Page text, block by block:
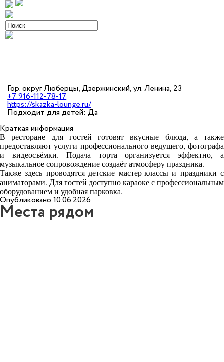
Гор. округ Люберцы, Дзержинский, ул. Ленина, 23
+7 916-112-78-17
https://skazka-lounge.ru/
Подходит для детей: Да
Краткая информация
В ресторане для гостей готовят вкусные блюда, а также
предоставляют услуги профессионального ведущего, фотографа
и видеосъёмки. Подача торта организуется эффектно, а
музыкальное сопровождение создаёт атмосферу праздника.
Также здесь проводятся детские мастер-классы и праздники с
аниматорами. Для гостей доступно караоке с профессиональным
оборудованием и удобная парковка.
Опубликовано 10.06.2026
Места рядом